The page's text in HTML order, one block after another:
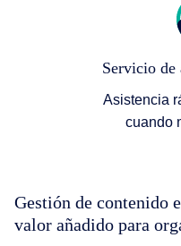
Servicio de
Asistencia
cuando
Gestión de contenido
valor añadido para